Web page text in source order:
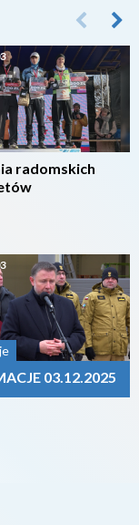
radomskich
03.12.2025